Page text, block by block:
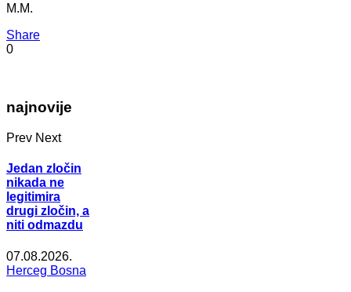
M.M.
Share
0
najnovije
Prev Next
Jedan zločin
nikada ne
legitimira
drugi zločin, a
niti odmazdu
07.08.2026.
Herceg Bosna